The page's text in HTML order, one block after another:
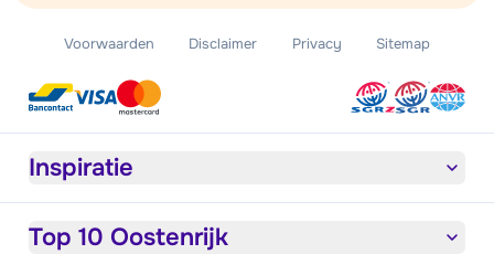
Voorwaarden Disclaimer Privacy Sitemap
Inspiratie
Top 10 Oostenrijk